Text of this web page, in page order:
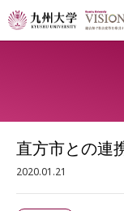
直方市との連
2020.01.21